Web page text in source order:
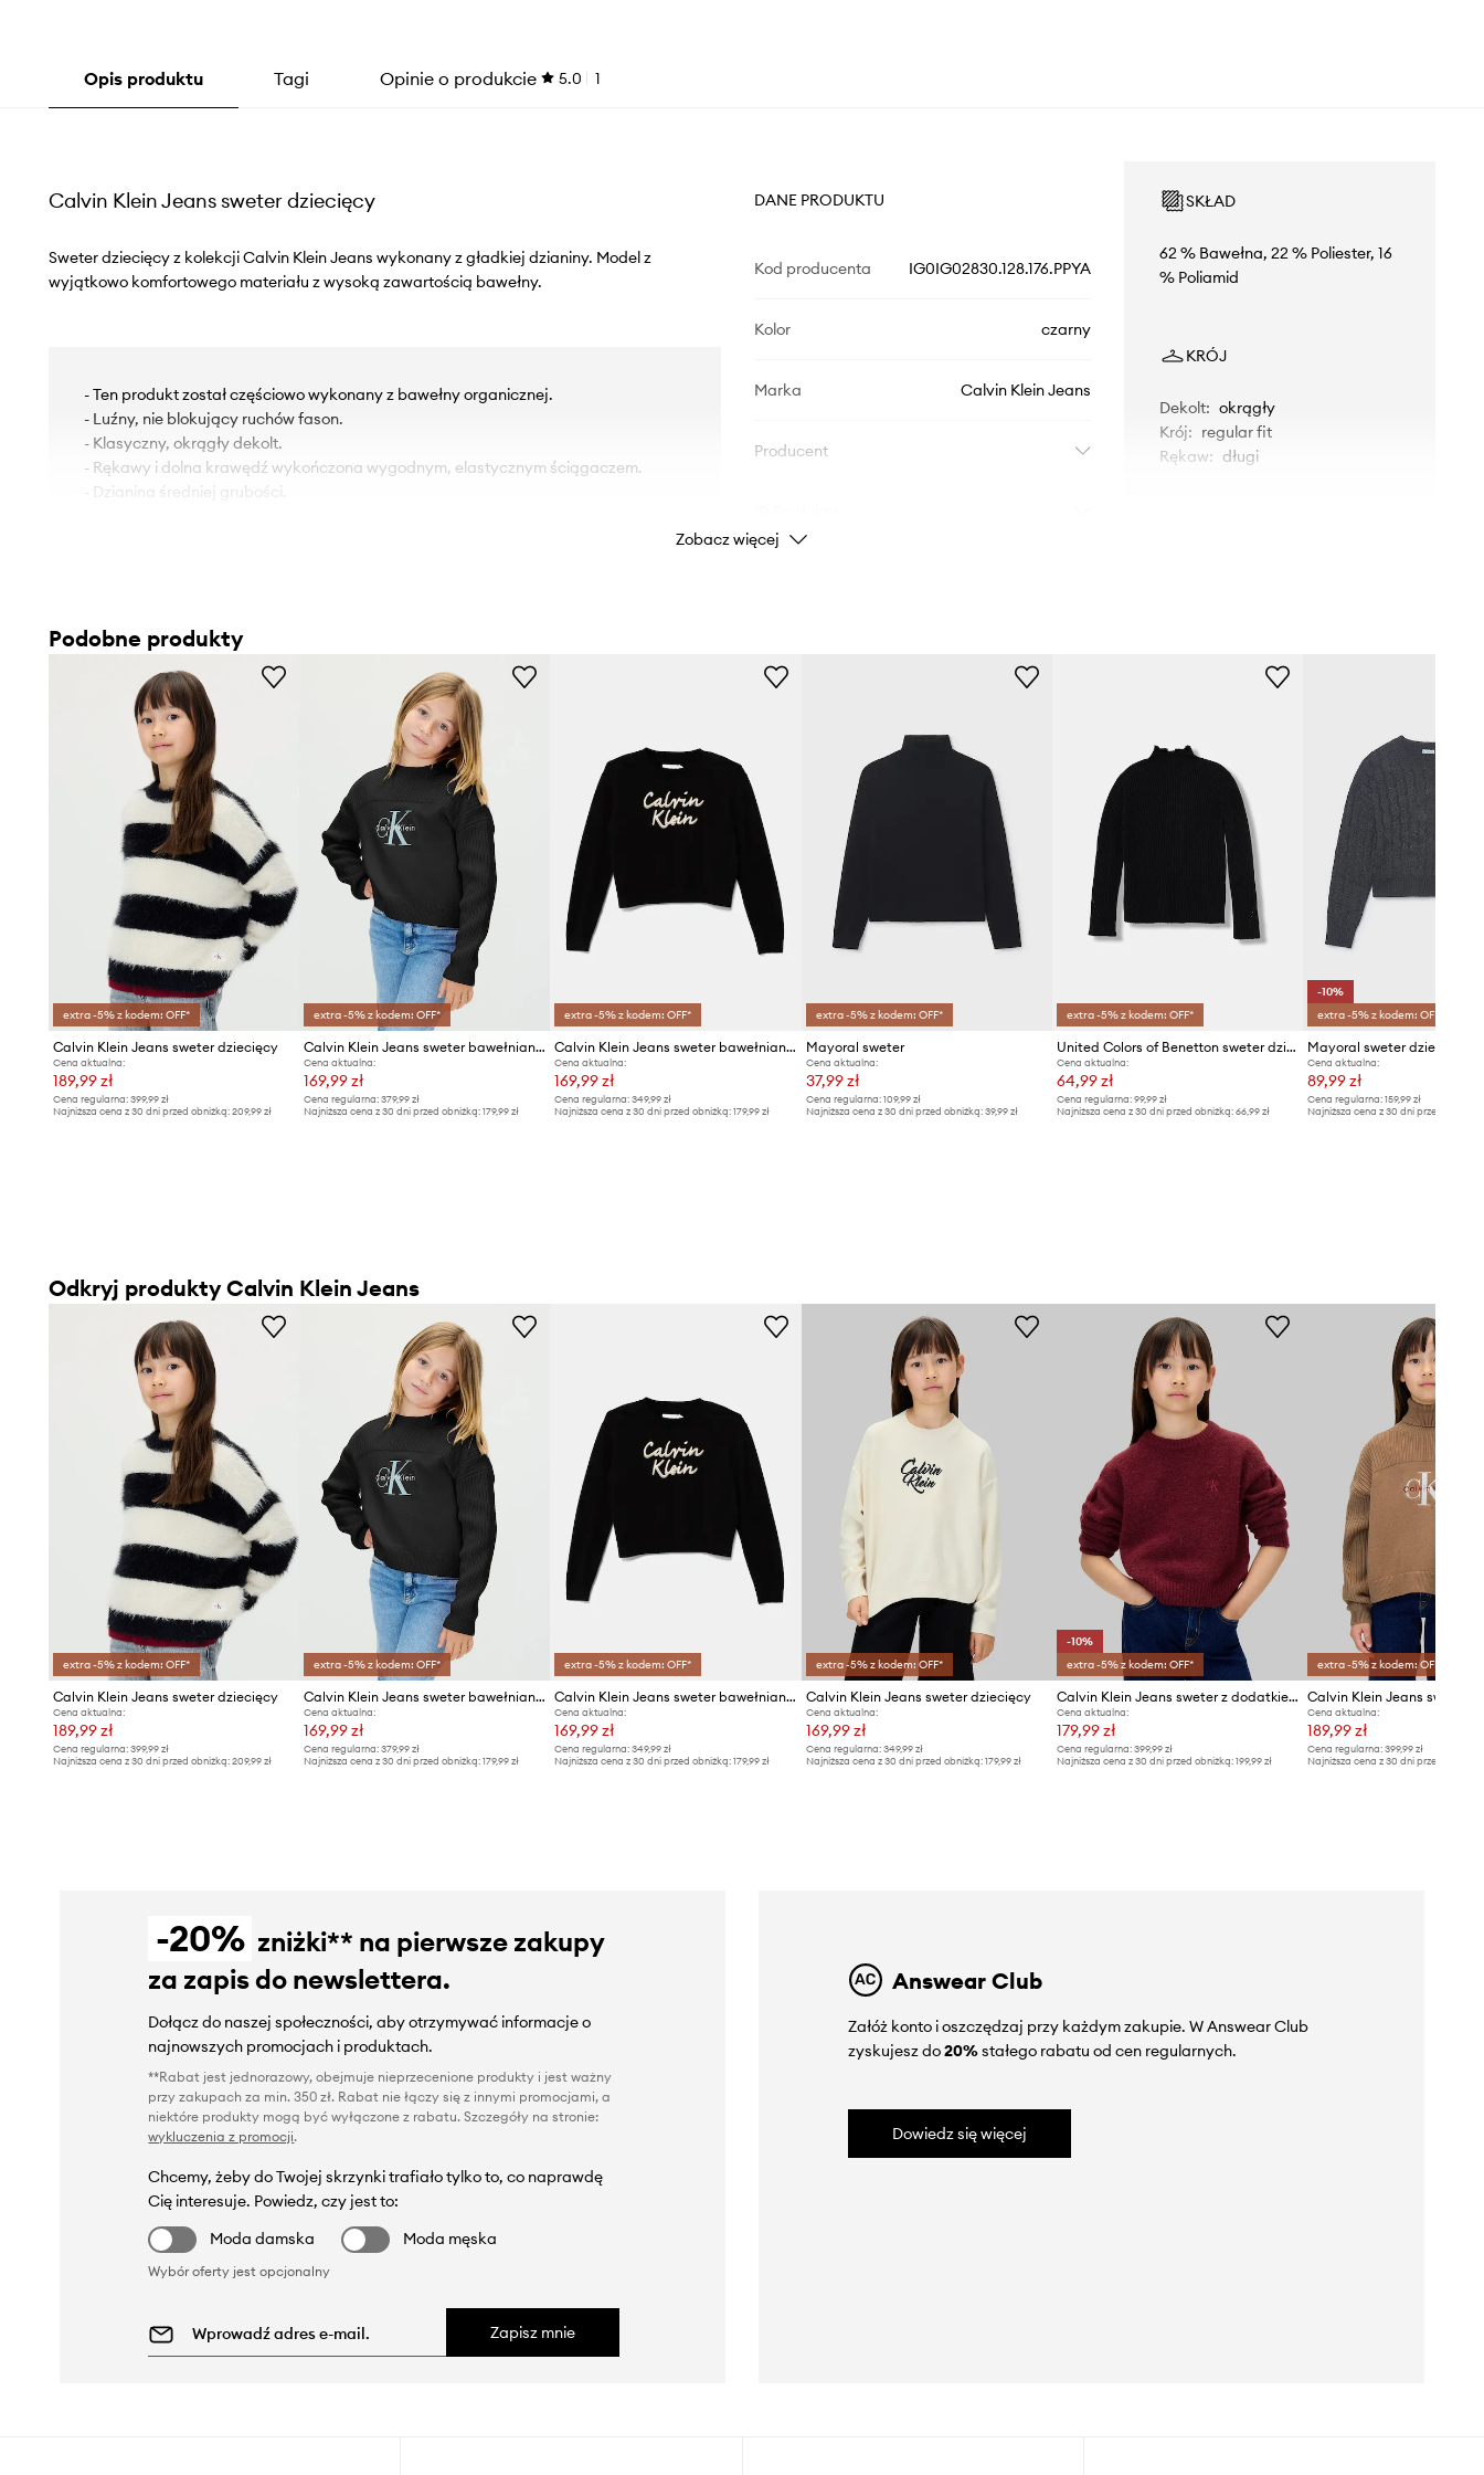
Opis produktu Tagi Opinie o produkcie 5.0 1
Calvin Klein Jeans sweter dziecięcy
Sweter dziecięcy z kolekcji Calvin Klein Jeans wykonany z gładkiej dzianiny. Model z
wyjątkowo komfortowego materiału z wysoką zawartością bawełny.
- Ten produkt został częściowo wykonany z bawełny organicznej.
- Luźny, nie blokujący ruchów fason.
- Klasyczny, okrągły dekolt.
- Rękawy i dolna krawędź wykończona wygodnym, elastycznym ściągaczem.
- Dzianina średniej grubości.
DANE PRODUKTU
Kod producenta IG0IG02830.128.176.PPYA
Kolor czarny
Marka Calvin Klein Jeans
Producent
SKŁAD
62 % Bawełna, 22 % Poliester, 16
% Poliamid
KRÓJ
Dekolt: okrągły
Krój: regular fit
Rękaw: długi
Zobacz więcej
Podobne produkty
extra -5% z kodem: OFF*
Calvin Klein Jeans sweter dziecięcy
Cena aktualna:
189,99 zł
Cena regularna: 399,99 zł
Najniższa cena z 30 dni przed obniżką: 209,99 zł
extra -5% z kodem: OFF*
Calvin Klein Jeans sweter bawełniany dziecięcy
Cena aktualna:
169,99 zł
Cena regularna:379,99 zł
Najniższa cena z 30 dni przed obniżką:179,99 zł
extra -5% z kodem: OFF*
Calvin Klein Jeans sweter bawełniany dziecięcy
Cena aktualna:
169,99 zł
Cena regularna: 349,99 zł
Najniższa cena z 30 dni przed obniżką: 179,99 zł
extra -5% z kodem: OFF*
Mayoral sweter
Cena aktualna:
37,99 zł
Cena regularna: 109,99 zł
Najniższa cena z 30 dni przed obniżką: 39,99 zł
extra -5% z kodem: OFF*
United Colors of Benetton sweter dziecięcy
Cena aktualna:
64,99 zł
Cena regularna:99,99 zł
Najniższa cena z 30 dni przed obniżką:66,99 zł
-10%
extra -5% z kodem: OFF*
Mayoral sweter dziecięcy
Cena aktualna:
89,99 zł
Cena regularna: 159,99 zł
Najniższa cena z 30 dni przed obniżką:
Odkryj produkty Calvin Klein Jeans
extra -5% z kodem: OFF*
Calvin Klein Jeans sweter dziecięcy
Cena aktualna:
189,99 zł
Cena regularna: 399,99 zł
Najniższa cena z 30 dni przed obniżką: 209,99 zł
extra -5% z kodem: OFF*
Calvin Klein Jeans sweter bawełniany dziecięcy
Cena aktualna:
169,99 zł
Cena regularna:379,99 zł
Najniższa cena z 30 dni przed obniżką:179,99 zł
extra -5% z kodem: OFF*
Calvin Klein Jeans sweter bawełniany dziecięcy
Cena aktualna:
169,99 zł
Cena regularna: 349,99 zł
Najniższa cena z 30 dni przed obniżką: 179,99 zł
extra -5% z kodem: OFF*
Calvin Klein Jeans sweter dziecięcy
Cena aktualna:
169,99 zł
Cena regularna: 349,99 zł
Najniższa cena z 30 dni przed obniżką: 179,99 zł
-10%
extra -5% z kodem: OFF*
Calvin Klein Jeans sweter z dodatkiem wełny dziecięcy
Cena aktualna:
179,99 zł
Cena regularna:399,99 zł
Najniższa cena z 30 dni przed obniżką:199,99 zł
extra -5% z kodem: OFF*
Cena aktualna:
189,99 zł
Cena regularna: 399,99 zł
Najniższa cena z 30 dni przed obniżką:
-20% zniżki** na pierwsze zakupy
za zapis do newslettera.
Dołącz do naszej społeczności, aby otrzymywać informacje o
najnowszych promocjach i produktach.
**Rabat jest jednorazowy, obejmuje nieprzecenione produkty i jest ważny
przy zakupach za min. 350 zł. Rabat nie łączy się z innymi promocjami, a
niektóre produkty mogą być wyłączone z rabatu. Szczegóły na stronie:
wykluczenia z promocji.
Chcemy, żeby do Twojej skrzynki trafiało tylko to, co naprawdę
Cię interesuje. Powiedz, czy jest to:
Moda damska
Moda męska
Wybór oferty jest opcjonalny
Zapisz mnie
Answear Club
Załóż konto i oszczędzaj przy każdym zakupie. W Answear Club
zyskujesz do20%stałego rabatu od cen regularnych.
Dowiedz się więcej